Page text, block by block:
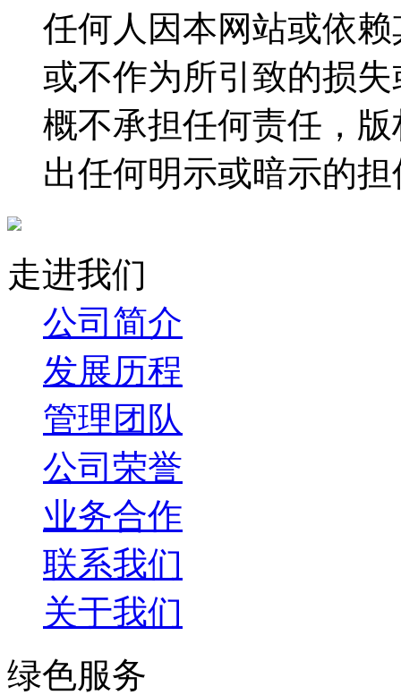
任何人因本网站或依
或不作为所引致的损
概不承担任何责任，
出任何明示或暗示的
走进我们
公司简介
发展历程
管理团队
公司荣誉
业务合作
联系我们
关于我们
绿色服务